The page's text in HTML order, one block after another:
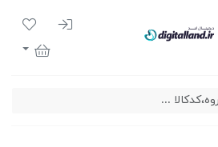
ورود به
لیست
سبد خرید